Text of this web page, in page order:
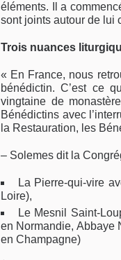
éléments. Il a
sont joints autour de lui
Trois nuances
« En France, nous
bénédictin. C’est ce
vingtaine de
Bénédictins avec
la Restauration, les
– Solemes dit la
La Pierre-qui-vire
Loire),
Le Mesnil Saint-
en Normandie, Abbaye
en Champagne)